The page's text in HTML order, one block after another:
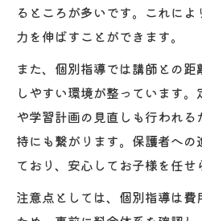
るところが多いです。これに
力を伸ばすことができます。
また、個別指導では講師との
しやすい環境が整っています
や学習計画の見直しも行われ
持にも繋がります。保護者へ
ており、安心してお子様を任せ
注意点としては、個別指導は